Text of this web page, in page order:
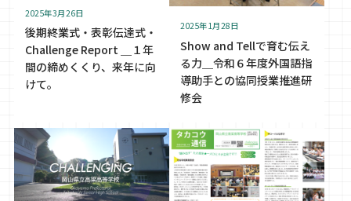
2025年3月26日
後期終業式・表彰伝達式・
Challenge Report ＿１年
間の締めくくり、来年に向
けて。
2025年1月28日
Show and Tellで育む伝え
る力＿令和６年度外国語指
導助手との協同授業推進研
修会